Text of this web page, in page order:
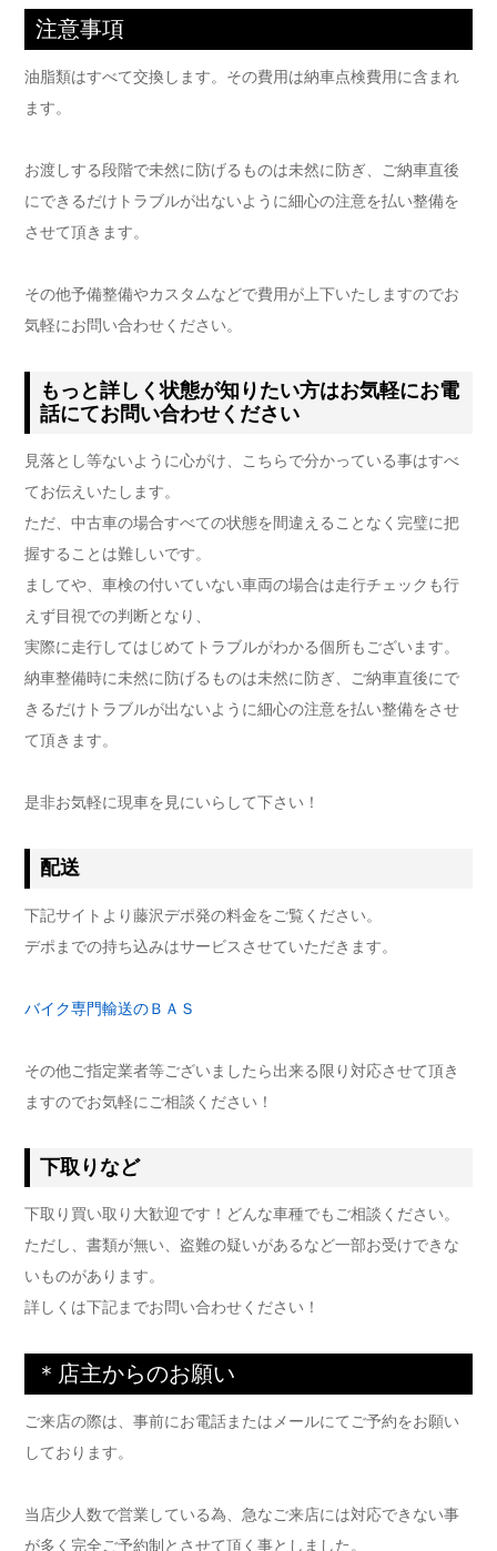
注意事項
油脂類はすべて交換します。その費用は納車点検費用に含まれ
ます。
お渡しする段階で未然に防げるものは未然に防ぎ、ご納車直後
にできるだけトラブルが出ないように細心の注意を払い整備を
させて頂きます。
その他予備整備やカスタムなどで費用が上下いたしますのでお
気軽にお問い合わせください。
もっと詳しく状態が知りたい方はお気軽にお電
話にてお問い合わせください
見落とし等ないように心がけ、こちらで分かっている事はすべ
てお伝えいたします。
ただ、中古車の場合すべての状態を間違えることなく完璧に把
握することは難しいです。
ましてや、車検の付いていない車両の場合は走行チェックも行
えず目視での判断となり、
実際に走行してはじめてトラブルがわかる個所もございます。
納車整備時に未然に防げるものは未然に防ぎ、ご納車直後にで
きるだけトラブルが出ないように細心の注意を払い整備をさせ
て頂きます。
是非お気軽に現車を見にいらして下さい！
配送
下記サイトより藤沢デポ発の料金をご覧ください。
デポまでの持ち込みはサービスさせていただきます。
バイク専門輸送のＢＡＳ
その他ご指定業者等ございましたら出来る限り対応させて頂き
ますのでお気軽にご相談ください！
下取りなど
下取り買い取り大歓迎です！どんな車種でもご相談ください。
ただし、書類が無い、盗難の疑いがあるなど一部お受けできな
いものがあります。
詳しくは下記までお問い合わせください！
＊店主からのお願い
ご来店の際は、事前にお電話またはメールにてご予約をお願い
しております。
当店少人数で営業している為、急なご来店には対応できない事
が多く完全ご予約制とさせて頂く事としました。